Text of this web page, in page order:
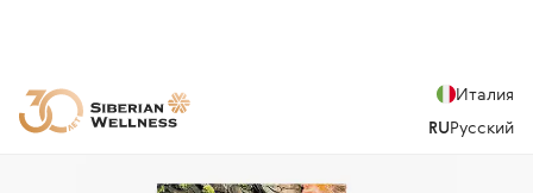
Италия
RUРусский